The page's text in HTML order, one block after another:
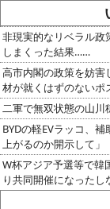
非現実的なリベラル政
しまくった結果……
高市内閣の政策を妨害
材が就くはずのない
二軍で無双状態の山川
BYDの軽EVラッコ、
上がるのか開示して」
W杯アジア予選等で韓
り共同開催になった